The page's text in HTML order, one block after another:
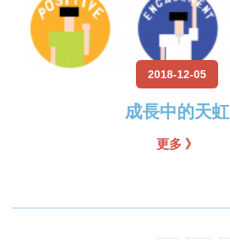
2018-12-05
成長中的天虹
更多 》